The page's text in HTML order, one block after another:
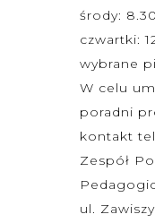
środy:
czwartki:
wybrane
W celu
poradni
kontakt
Zespół
ul.